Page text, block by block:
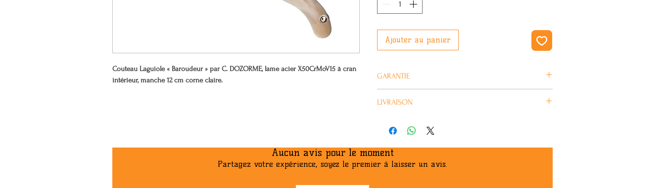
Couteau Laguiole « Baroudeur » par C. DOZORME, lame acier X50CrMoV15 à cran
intérieur, manche 12 cm corne claire.
Ajouter au panier
GARANTIE
ans.
LIVRAISON
Aucun avis pour le moment
Partagez votre expérience, soyez le premier à laisser un avis.